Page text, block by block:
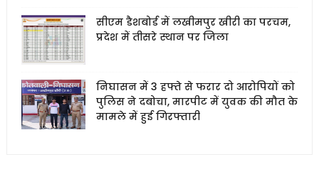
सीएम डैशबोर्ड में लखीमपुर खीरी का परचम,
प्रदेश में तीसरे स्थान पर जिला
निघासन में 3 हफ्ते से फरार दो आरोपियों को
पुलिस ने दबोचा, मारपीट में युवक की मौत के
मामले में हुई गिरफ्तारी